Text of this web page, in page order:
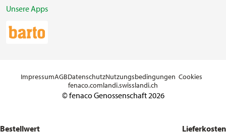
Unsere Apps
© fenaco Genossenschaft 2026
ImpressumAGBDatenschutzNutzungsbedingungen Cookies
fenaco.comlandi.swisslandi.ch
Bestellwert Lieferkosten